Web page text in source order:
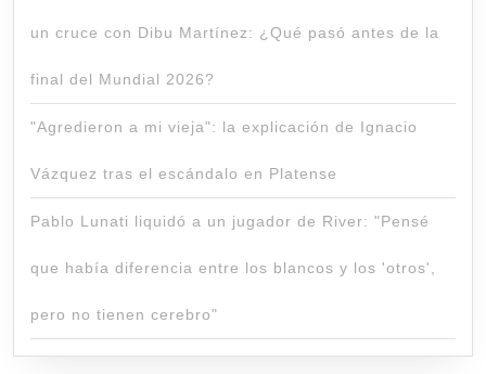
un cruce con Dibu Martínez: ¿Qué pasó antes de la
final del Mundial 2026?
"Agredieron a mi vieja": la explicación de Ignacio
Vázquez tras el escándalo en Platense
Pablo Lunati liquidó a un jugador de River: "Pensé
que había diferencia entre los blancos y los 'otros',
pero no tienen cerebro"